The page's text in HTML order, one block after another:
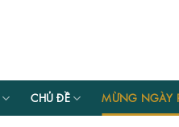
CHỦ ĐỀ MỪNG NGÀY